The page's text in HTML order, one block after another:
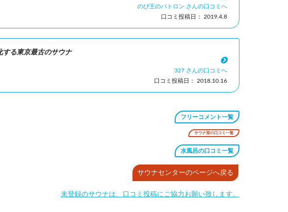
のび王のパトロン さんの口コミへ
口コミ投稿日： 2019.4.8
する東京最古のサウナ
327 さんの口コミへ
口コミ投稿日： 2018.10.16
フリーコメント一覧
サウナ室の口コミ一覧
水風呂の口コミ一覧
サウナセンターのページへ戻る
未登録のサウナは、口コミ投稿にご協力お願い致します。